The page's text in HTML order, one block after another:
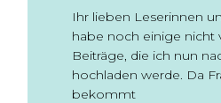
Ihr lieben Leserinnen
habe noch einige nicht
Beiträge, die ich nun
hochladen werde. Da
bekommt